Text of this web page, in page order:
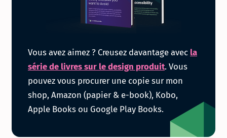
la
série
de
Vous avez aimez ? Creusez davantage avec la
série de livres sur le design produit. Vous
pouvez vous procurer une copie sur mon
shop, Amazon (papier & e-book), Kobo,
Apple Books ou Google Play Books.